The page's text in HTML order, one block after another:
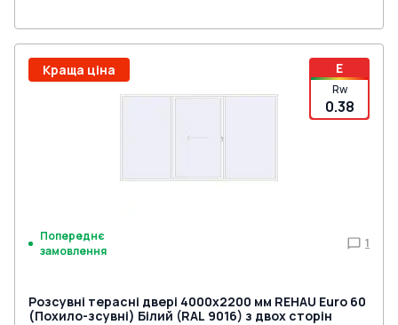
E
Rw
0.38
Краща ціна
Попереднє
замовлення
1
Розсувні терасні двері 4000x2200 мм REHAU Euro 60
(Похило-зсувні) Білий (RAL 9016) з двох сторін